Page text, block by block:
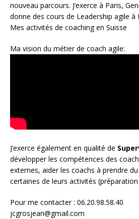
nouveau parcours. J’exerce à Paris,
donne des cours de Leadership agile à
Mes activités de coaching en Suisse
Ma vision du métier de coach agile:
J’exerce également en qualité de
développer les compétences des
externes, aider les coachs à prendre
certaines de leurs activités (préparation
Pour me contacter : 06.20.98.58.40
jcgrosjean@gmail.com